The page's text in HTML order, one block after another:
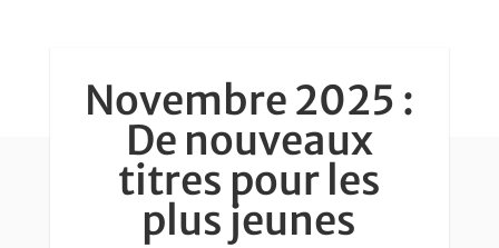
Novembre 2025 :
De nouveaux
titres pour les
plus jeunes